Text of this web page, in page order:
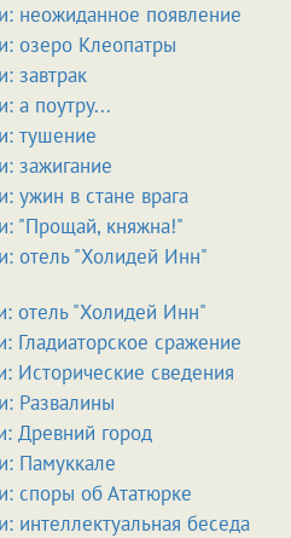
неожиданное появление
озеро Клеопатры
завтрак
а поутру...
тушение
зажигание
ужин в стане врага
"Прощай, княжна!"
отель "Холидей Инн"
отель "Холидей Инн"
Гладиаторское сражение
Исторические сведения
Развалины
Древний город
Памуккале
споры об Ататюрке
интеллектуальная беседа